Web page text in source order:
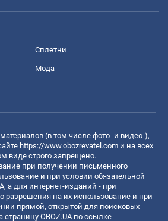
Сплетни
Мода
(в том числе фото- и видео-),
https://www.obozrevatel.com и на всех
виде строго запрещено.
при получении письменного
и при условии обязательной
а для интернет-изданий - при
разрешения на их использование и при
прямой, открытой для поисковых
OBOZ.UA по ссылке